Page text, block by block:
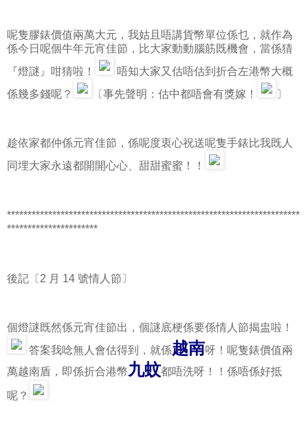
呢隻膠錶價值兩萬大元，我姑且唔講貨幣單位係乜，就作為
係今日呢個牛年元宵佳節，比大家動動腦筋既機會，當係猜
『燈謎』咁猜啦！
唔知大家又估唔估到折合左港幣大概
係幾多錢呢？
〔事先聲明：估中都唔會有獎嫁！ 〕
趁依家都仲係元宵佳節，係呢度衷心祝送呢隻手錶比我既人
同埋大家永遠都開開心心、甜甜蜜蜜！！
***********************************************************************
**********************
後記〔2 月 14 號情人節〕
個燈謎既然係元宵佳節出，個謎底梗係要係情人節揭盅啦！
答案我唸無人會估得到，就係越南呀！呢隻錶價值兩
萬越南盾，即係折合港幣九蚊都唔洗呀！！係唔係好抵
呢？